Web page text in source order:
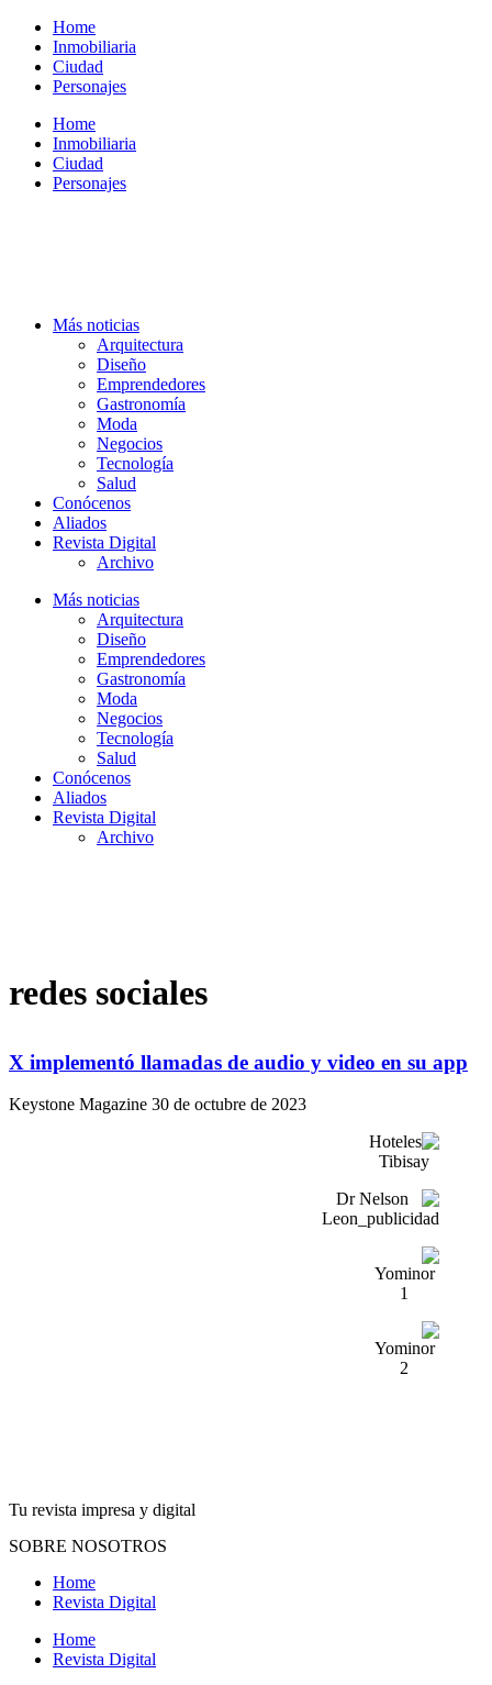
contenido
Home
Inmobiliaria
Ciudad
Personajes
Home
Inmobiliaria
Ciudad
Personajes
Más noticias
Arquitectura
Diseño
Emprendedores
Gastronomía
Moda
Negocios
Tecnología
Salud
Conócenos
Aliados
Revista Digital
Archivo
Más noticias
Arquitectura
Diseño
Emprendedores
Gastronomía
Moda
Negocios
Tecnología
Salud
Conócenos
Aliados
Revista Digital
Archivo
redes sociales
X implementó llamadas de audio y video en su app
Keystone Magazine 30 de octubre de 2023
Tu revista impresa y digital
SOBRE NOSOTROS
Home
Revista Digital
Home
Revista Digital